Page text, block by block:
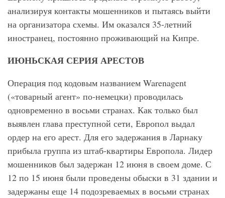
анализируя контакты мошенников и пытаясь выйти
на организатора схемы. Им оказался 35-летний
иностранец, постоянно проживающий на Кипре.
ИЮНЬСКАЯ СЕРИЯ АРЕСТОВ
Операция под кодовым названием Warenagent
(«товарный агент» по-немецки) проводилась
одновременно в восьми странах. Как только был
выявлен глава преступной сети, Европол выдал
ордер на его арест. Для его задержания в Ларнаку
прибыла группа из штаб-квартиры Европола. Лидер
мошенников был задержан 12 июня в своем доме. С
12 по 15 июня были проведены обыски в 31 здании и
задержаны еще 14 подозреваемых в восьми странах